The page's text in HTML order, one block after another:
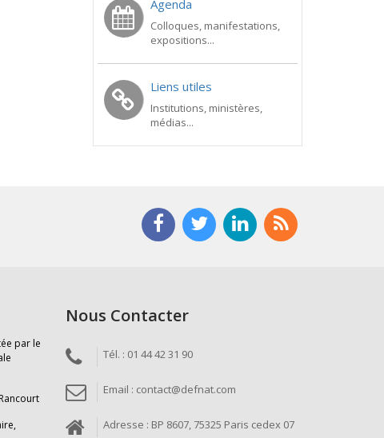
Agenda
Colloques, manifestations,
expositions...
Liens utiles
Institutions, ministères,
médias...
par le
Nous Contacter
Tél. : 01 44 42 31 90
Email : contact@defnat.com
Adresse : BP 8607, 75325 Paris cedex 07